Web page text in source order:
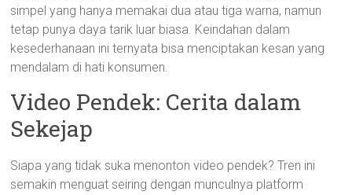
simpel yang hanya memakai dua atau tiga warna, namun
tetap punya daya tarik luar biasa. Keindahan dalam
kesederhanaan ini ternyata bisa menciptakan kesan yang
mendalam di hati konsumen.
Video Pendek: Cerita dalam
Sekejap
Siapa yang tidak suka menonton video pendek? Tren ini
semakin menguat seiring dengan munculnya platform